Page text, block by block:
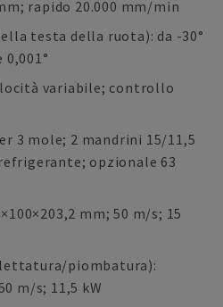
rapido 20.000 mm/min
testa della ruota): da -30°
variabile; controllo
3 mole; 2 mandrini 15/11,5
opzionale 63
mm; 50 m/s; 15
piombatura):
m/s; 11,5 kW